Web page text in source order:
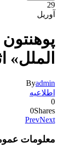
29
آوریل
Byadmin
اطلاعیه
0
0Shares
PrevNext
معلومات